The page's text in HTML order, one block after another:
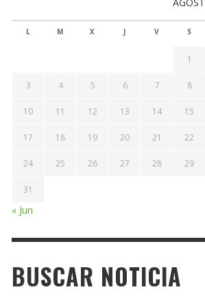
L M X J V S
1
3 4 5 6 7 8
10 11 12 13 14 15
17 18 19 20 21 22
24 25 26 27 28 29
31
« Jun
BUSCAR NOTICIA